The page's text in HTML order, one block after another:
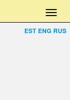
EST ENG RUS